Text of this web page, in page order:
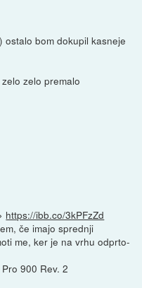
ostalo bom dokupil kasneje
zelo premalo
https://ibb.co/3kPFzZd
če imajo sprednji
me, ker je na vrhu odprto-
900 Rev. 2